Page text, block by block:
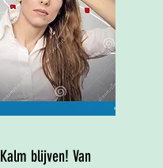
Kalm blijven! Van